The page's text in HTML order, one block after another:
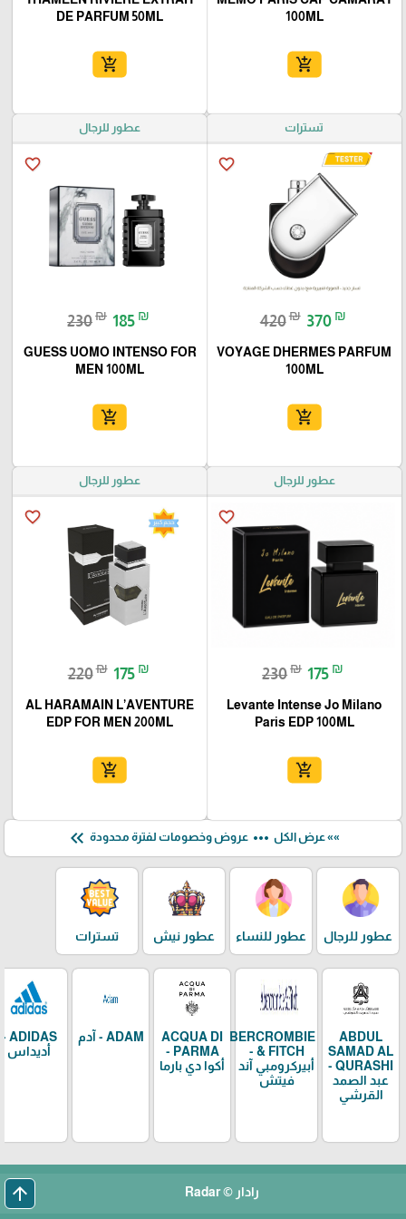
100ML
add_shopping_cart
DE PARFUM 50ML
add_shopping_cart
تسترات
favorite_border
420₪ 370 ₪
VOYAGE DHERMES PARFUM
100ML
add_shopping_cart
عطور للرجال
favorite_border
230₪ 185 ₪
GUESS UOMO INTENSO FOR
MEN 100ML
add_shopping_cart
عطور للرجال
favorite_border
230₪ 175 ₪
Levante Intense Jo Milano
Paris EDP 100ML
add_shopping_cart
عطور للرجال
favorite_border
220₪ 175 ₪
AL HARAMAIN L’AVENTURE
EDP FOR MEN 200ML
add_shopping_cart
»» عرض الكل more_horiz عروض وخصومات لفترة محدودة keyboard_double_arrow_left
عطور للرجال عطور للنساء عطور نيش تسترات
ABDUL
SAMAD AL
QURASHI -
عبد الصمد
القرشي
ABERCROMBIE
& FITCH -
أبيركرومبي آند
فيتش
ACQUA DI
PARMA -
أكوا دي بارما
ADAM - آدم
ADIDAS -
أديداس
رادار © Radar arrow_upward